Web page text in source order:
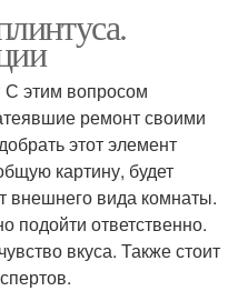
С этим вопросом
ремонт своими
этот элемент
картину, будет
внешнего вида комнаты.
подойти ответственно.
вкуса. Также стоит